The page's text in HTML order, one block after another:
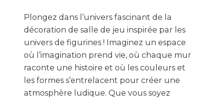
Plongez dans l’univers fascinant de la
décoration de salle de jeu inspirée par les
univers de figurines ! Imaginez un espace
où l’imagination prend vie, où chaque mur
raconte une histoire et où les couleurs et
les formes s’entrelacent pour créer une
atmosphère ludique. Que vous soyez